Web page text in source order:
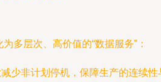
多层次、高价值的“数据服务”：
少非计划停机，保障生产的连续